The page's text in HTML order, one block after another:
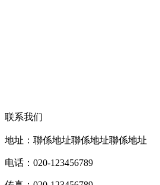
联系我们
地址：聯係地址聯係地址聯係地址
电话：020-123456789